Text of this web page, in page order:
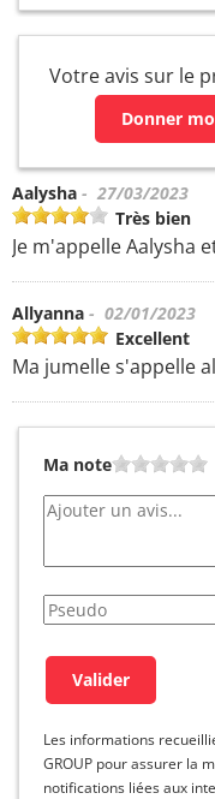
Votre avis sur le
Donner
Aalysha - 27/03/2023
Très bien
Je m'appelle Aalysha
Allyanna - 02/01/2023
Excellent
Ma jumelle s'appelle
Ma note
Les informations
GROUP pour assurer la
notifications liées aux